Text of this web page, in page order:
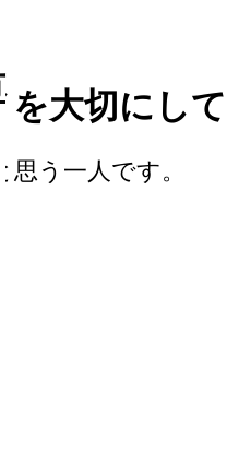
大切にし
う一人です。